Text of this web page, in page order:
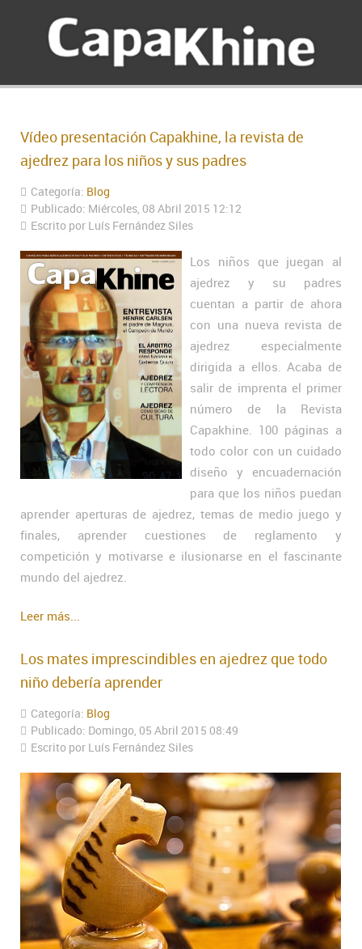
Vídeo presentación Capakhine, la revista de
ajedrez para los niños y sus padres
Categoría: Blog
Publicado: Miércoles, 08 Abril 2015 12:12
Escrito por Luís Fernández Siles
Los niños que juegan al
ajedrez y su padres
cuentan a partir de ahora
con una nueva revista de
ajedrez especialmente
dirigida a ellos. Acaba de
salir de imprenta el primer
número de la Revista
Capakhine. 100 páginas a
todo color con un cuidado
diseño y encuadernación
para que los niños puedan
aprender aperturas de ajedrez, temas de medio juego y
finales, aprender cuestiones de reglamento y
competición y motivarse e ilusionarse en el fascinante
mundo del ajedrez.
Leer más...
Los mates imprescindibles en ajedrez que todo
niño debería aprender
Categoría: Blog
Publicado: Domingo, 05 Abril 2015 08:49
Escrito por Luís Fernández Siles